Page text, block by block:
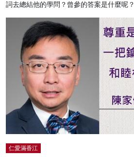
詞去總結他的學問？曾參的答案是什麼呢？
仁愛滿香江